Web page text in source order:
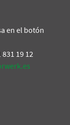
en el botón
19 12